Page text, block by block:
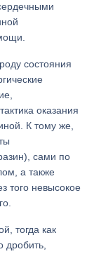
состояния
оказания
К тому же,
сами по
а также
того невысокое
тогда как